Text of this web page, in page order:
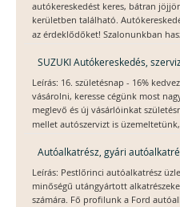
autókereskedést keres, bátran
kerületben található.
az érdeklődőket! Szalonunkban
SUZUKI Autókereskedés,
Leírás: 16. születésnap - 16%
vásárolni, keresse cégünk most
meglevő és új vásárlóinkat
mellet autószervizt is
Autóalkatrész, gyári
Leírás: Pestlőrinci autóalkatrész
minőségű utángyártott
számára. Fő profilunk a Ford